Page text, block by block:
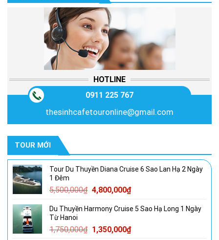
HOTLINE
0911 225 767
thesinhcafetouronline@gmail.com
TOUR MỚI
Tour Du Thuyền Diana Cruise 6 Sao Lan Hạ 2 Ngày
1 Đêm
5,500,000₫ Giá
là:
4,800,000₫Giá
tại
4,800,000₫.
Du Thuyền Harmony Cruise 5 Sao Hạ Long 1 Ngày
Từ Hanoi
1,750,000₫ Giá
1,350,000₫Giá
1,300,000₫.